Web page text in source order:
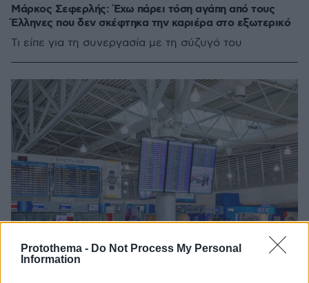
Protothema - Do Not Process My Personal
Information
Μάρκος Σεφερλής: Έχω πάρει τόση αγάπη από τους
Έλληνες που δεν σκέφτηκα την καριέρα στο εξωτερικό
Τι είπε για τη συνεργασία με τη σύζυγό του